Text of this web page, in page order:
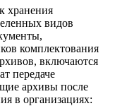
хранения
видов
комплектования
включаются
передаче
архивы после
в организациях: